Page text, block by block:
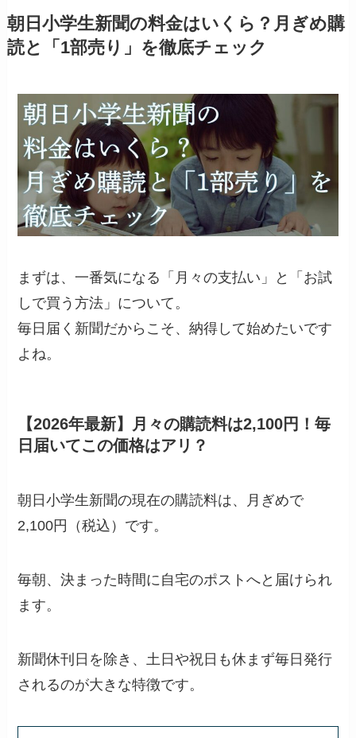
朝日小学生新聞の料金はいくら？月ぎめ購
読と「1部売り」を徹底チェック
まずは、一番気になる「月々の支払い」と「お試
しで買う方法」について。
毎日届く新聞だからこそ、納得して始めたいです
よね。
【2026年最新】月々の購読料は2,100円！毎
日届いてこの価格はアリ？
朝日小学生新聞の現在の購読料は、月ぎめで
2,100円（税込）です。
毎朝、決まった時間に自宅のポストへと届けられ
ます。
新聞休刊日を除き、土日や祝日も休まず毎日発行
されるのが大きな特徴です。